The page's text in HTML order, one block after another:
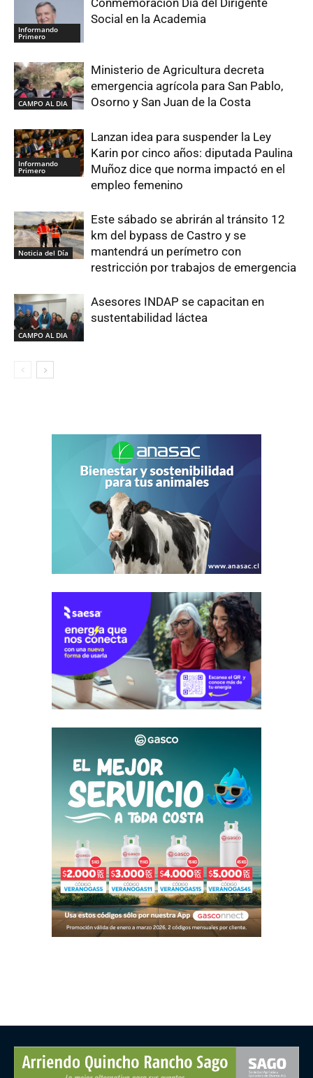
Informando
Primero
Social en la Academia
CAMPO AL DIA
Ministerio de Agricultura decreta
emergencia agrícola para San Pablo,
Osorno y San Juan de la Costa
Informando
Primero
Lanzan idea para suspender la Ley
Karin por cinco años: diputada Paulina
Muñoz dice que norma impactó en el
empleo femenino
Noticia del Día
Este sábado se abrirán al tránsito 12
km del bypass de Castro y se
mantendrá un perímetro con
restricción por trabajos de emergencia
CAMPO AL DIA
Asesores INDAP se capacitan en
sustentabilidad láctea